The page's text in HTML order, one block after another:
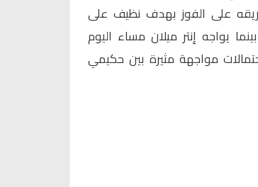
على الفوز بهدف نظيف على
يواجه إنتر ميلان مساء اليوم
مواجهة مثيرة بين حكيمي